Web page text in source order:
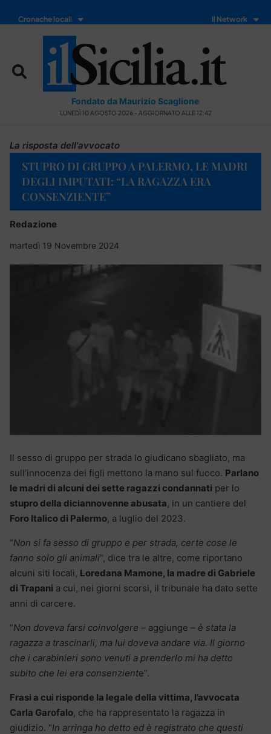
Cronache locali Il Network
Fondato da Maurizio Scaglione
LUNEDÌ 10 AGOSTO 2026 - AGGIORNATO ALLE 12:42
La risposta dell'avvocato
STUPRO DI GRUPPO A PALERMO, LE MADRI
DEGLI IMPUTATI: “LA RAGAZZA ERA
CONSENZIENTE”
Redazione
martedì 19 Novembre 2024
Il sesso di gruppo per strada lo giudicano sbagliato, ma
sull’innocenza dei figli mettono la mano sul fuoco. Parlano
le madri di alcuni dei sette ragazzi condannati per lo
stupro della diciannovenne abusata, in un cantiere del
Foro Italico di Palermo, a luglio del 2023.
“Non si fa sesso di gruppo e per strada, certe cose le
fanno solo gli animali“, dice tra le altre, come riportano
alcuni siti locali, Loredana Mamone, la madre di Gabriele
di Trapani a cui, nei giorni scorsi, il tribunale ha dato sette
anni di carcere.
“Non doveva farsi coinvolgere – aggiunge – è stata la
ragazza a trascinarli, ma lui doveva andare via. Il giorno
che i carabinieri sono venuti a prenderlo mi ha detto
subito che lei era consenziente”.
Frasi a cui risponde la legale della vittima, l’avvocata
Carla Garofalo, che ha rappresentato la ragazza in
giudizio. “In arringa ho detto ed è registrato che questi